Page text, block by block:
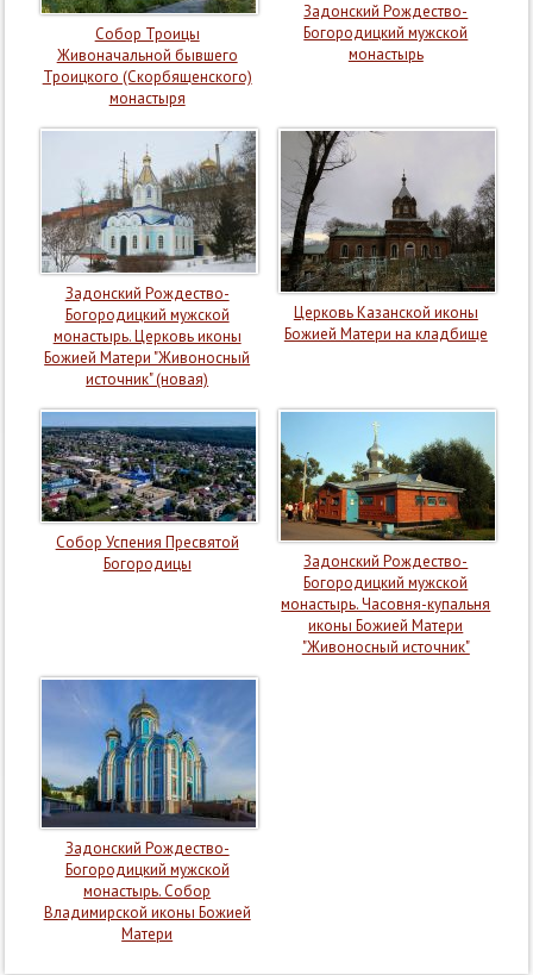
Собор Троицы
Живоначальной бывшего
Троицкого (Скорбященского)
монастыря
Задонский Рождество-
Богородицкий мужской
монастырь
Задонский Рождество-
Богородицкий мужской
монастырь. Церковь иконы
Божией Матери "Живоносный
источник" (новая)
Церковь Казанской иконы
Божией Матери на кладбище
Собор Успения Пресвятой
Богородицы
Задонский Рождество-
Богородицкий мужской
монастырь. Часовня-купальня
иконы Божией Матери
"Живоносный источник"
Задонский Рождество-
Богородицкий мужской
монастырь. Собор
Владимирской иконы Божией
Матери